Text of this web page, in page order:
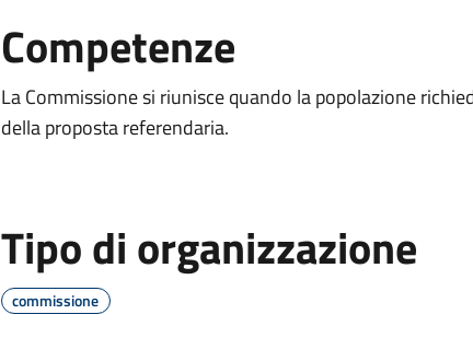
Competenze
La Commissione si riunisce quando la popolazione
della proposta referendaria.
Tipo di organizzazione
commissione